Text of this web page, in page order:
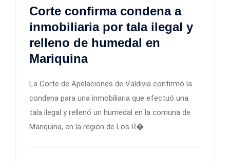
Corte confirma condena a
inmobiliaria por tala ilegal y
relleno de humedal en
Mariquina
La Corte de Apelaciones de Valdivia confirmó la
condena para una inmobiliaria que efectuó una
tala ilegal y rellenó un humedal en la comuna de
Mariquina, en la región de Los R�